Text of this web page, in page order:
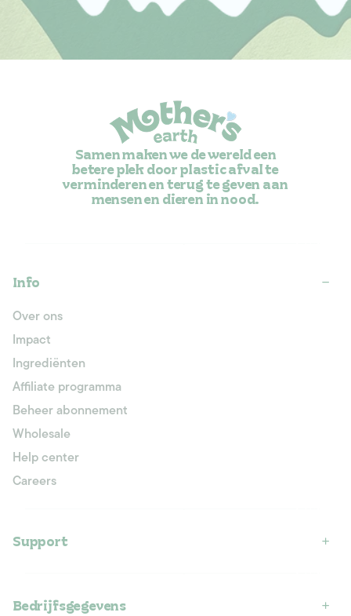
Samen maken we de wereld een
betere plek door plastic afval te
verminderen en terug te geven aan
mensen en dieren in nood.
Info
Over ons
Impact
Ingrediënten
Affiliate programma
Beheer abonnement
Wholesale
Help center
Careers
Support
Bedrijfsgegevens